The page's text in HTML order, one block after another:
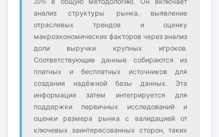
анализ структуры рынка, выявление
отраслевых трендов и оценку
макроэкономических факторов через анализ
доли выручки крупных игроков.
Соответствующие данные собираются из
платных и бесплатных источников для
создания надёжной базы данных. Эта
информация затем интегрируется для
поддержки первичных исследований и
оценки размера рынка с валидацией от
ключевых заинтересованных сторон, таких